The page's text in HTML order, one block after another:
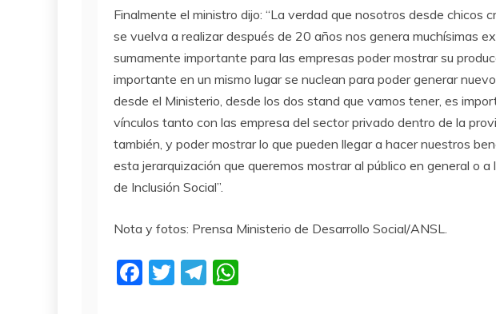
Finalmente el ministro dijo: “La verdad que nosotros desde chicos
se vuelva a realizar después de 20 años nos genera muchísimas
sumamente importante para las empresas poder mostrar su
importante en un mismo lugar se nuclean para poder generar
desde el Ministerio, desde los dos stand que vamos tener, es
vínculos tanto con las empresa del sector privado dentro de la
también, y poder mostrar lo que pueden llegar a hacer nuestros
esta jerarquización que queremos mostrar al público en general o a
de Inclusión Social”.
Nota y fotos: Prensa Ministerio de Desarrollo Social/ANSL.
F
T
T